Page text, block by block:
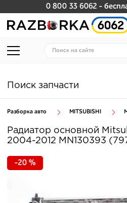
0 800 33 6062 -
Поиск запчасти
Разборка авто MITSUBISHI
Радиатор основной
2004-2012 MN130393
-20 %